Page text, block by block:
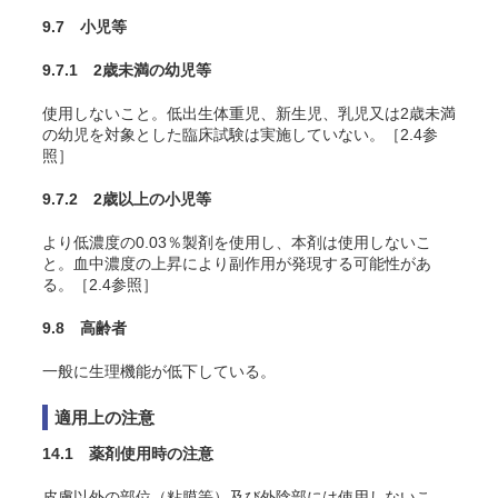
9.7 小児等
9.7.1 2歳未満の幼児等
使用しないこと。低出生体重児、新生児、乳児又は2歳未満
の幼児を対象とした臨床試験は実施していない。［2.4参
照］
9.7.2 2歳以上の小児等
より低濃度の0.03％製剤を使用し、本剤は使用しないこ
と。血中濃度の上昇により副作用が発現する可能性があ
る。［2.4参照］
9.8 高齢者
一般に生理機能が低下している。
適用上の注意
14.1 薬剤使用時の注意